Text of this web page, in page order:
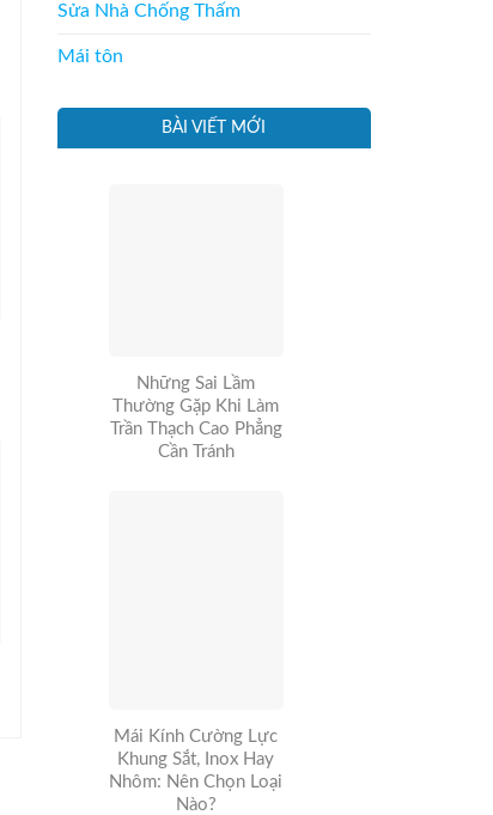
Sửa Nhà Chống Thấm
Mái tôn
BÀI VIẾT MỚI
Những Sai Lầm
Thường Gặp Khi Làm
Trần Thạch Cao Phẳng
Cần Tránh
Mái Kính Cường Lực
Khung Sắt, Inox Hay
Nhôm: Nên Chọn Loại
Nào?